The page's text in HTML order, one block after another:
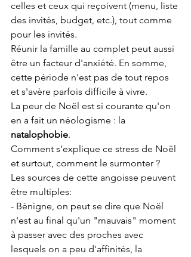
celles et ceux qui reçoivent (menu, liste
des invités, budget, etc.), tout comme
pour les invités.
Réunir la famille au complet peut aussi
être un facteur d'anxiété. En somme,
cette période n'est pas de tout repos
et s'avère parfois difficile à vivre.
La peur de Noël est si courante qu'on
en a fait un néologisme : la
natalophobie.
Comment s'explique ce stress de Noël
et surtout, comment le surmonter ?
Les sources de cette angoisse peuvent
être multiples:
- Bénigne, on peut se dire que Noël
n'est au final qu'un "mauvais" moment
à passer avec des proches avec
lesquels on a peu d'affinités, la